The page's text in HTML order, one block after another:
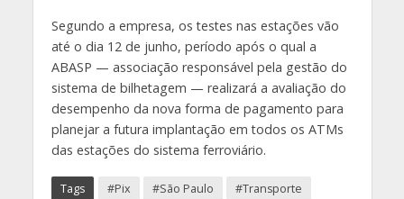
Segundo a empresa, os testes nas estações vão
até o dia 12 de junho, período após o qual a
ABASP — associação responsável pela gestão do
sistema de bilhetagem — realizará a avaliação do
desempenho da nova forma de pagamento para
planejar a futura implantação em todos os ATMs
das estações do sistema ferroviário.
Tags #Pix #São Paulo #Transporte